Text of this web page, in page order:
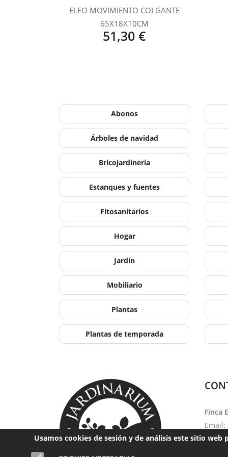
ELFO MOVIMIENTO COLGANTE
65X18X10CM
51,30 €
Abonos
Árboles de navidad
Bricojardinería
Estanques y fuentes
Fitosanitarios
Hogar
Jardín
Mobiliario
Plantas
Plantas de temporada
Finca
Email:
Usamos cookies de sesión y de análisis este sitio